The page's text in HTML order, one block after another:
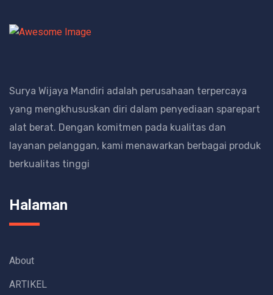
Surya Wijaya Mandiri adalah perusahaan terpercaya
yang mengkhususkan diri dalam penyediaan sparepart
alat berat. Dengan komitmen pada kualitas dan
layanan pelanggan, kami menawarkan berbagai produk
berkualitas tinggi
Halaman
About
ARTIKEL